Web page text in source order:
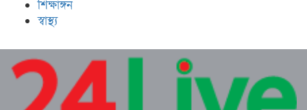
শিক্ষাঙ্গন
স্বাস্থ্য